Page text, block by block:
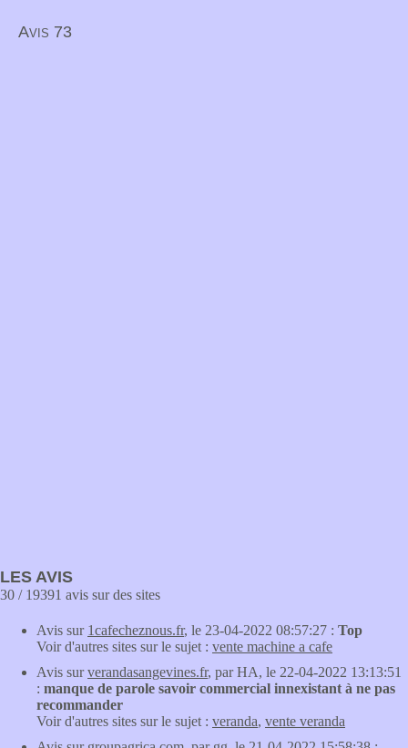
Avis 73
LES AVIS
30 / 19391 avis sur des sites
Avis sur 1cafecheznous.fr, le 23-04-2022 08:57:27 : Top
Voir d'autres sites sur le sujet : vente machine a cafe
Avis surverandasangevines.fr, par HA, le 22-04-2022 13:13:51
: manque de parole savoir commercial innexistant à ne pas
recommander
Voir d'autres sites sur le sujet : veranda, vente veranda